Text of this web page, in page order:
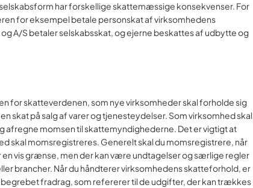
har forskellige skattemæssige konsekvenser. For
for eksempel betale personskat af virksomhedens
A/S betaler selskabsskat, og ejerne beskattes af udbytte og
for skatteverdenen, som nye virksomheder skal forholde sig
skat på salg af varer og tjenesteydelser. Som virksomhed skal
afregne momsen til skattemyndighederne. Det er vigtigt at
skal momsregistreres. Generelt skal du momsregistrere, når
vis grænse, men der kan være undtagelser og særlige regler
brancher. Når du håndterer virksomhedens skatteforhold, er
fradrag, som refererer til de udgifter, der kan trækkes